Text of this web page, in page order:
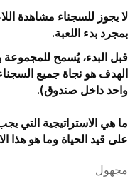
لا يجوز للسجناء مشاهدة
بمجرد بدء اللعبة.
قبل البدء، يُسمح للمجموعة
الهدف هو نجاة جميع
واحد داخل صندوق).
ما هي الاستراتيجية التي
على قيد الحياة وما هو هذا
مجهول